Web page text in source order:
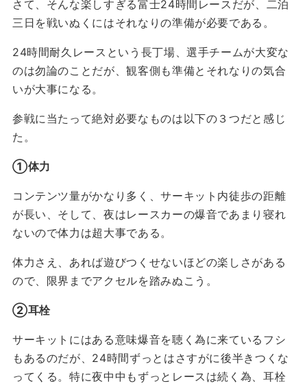
さて、そんな楽しすぎる富士24時間レースだが、二泊
三日を戦いぬくにはそれなりの準備が必要である。
24時間耐久レースという長丁場、選手チームが大変な
のは勿論のことだが、観客側も準備とそれなりの気合
いが大事になる。
参戦に当たって絶対必要なものは以下の３つだと感じ
た。
①体力
コンテンツ量がかなり多く、サーキット内徒歩の距離
が長い、そして、夜はレースカーの爆音であまり寝れ
ないので体力は超大事である。
体力さえ、あれば遊びつくせないほどの楽しさがある
ので、限界までアクセルを踏みぬこう。
②耳栓
サーキットにはある意味爆音を聴く為に来ているフシ
もあるのだが、24時間ずっとはさすがに後半きつくな
ってくる。特に夜中中もずっとレースは続く為、耳栓